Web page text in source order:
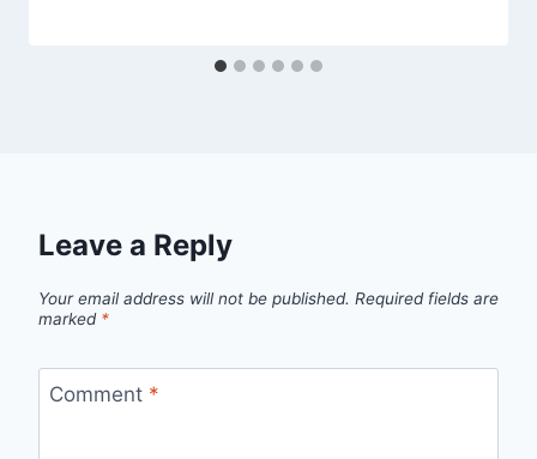
Leave a Reply
Your email address will not be published. Required fields are
marked *
Comment *